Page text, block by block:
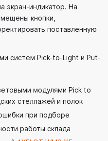
экран-индикатор. На
кнопки,
поставленную
систем Pick-to-Light и Put-
модулями Pick to
стеллажей и полок
при подборе
работы склада